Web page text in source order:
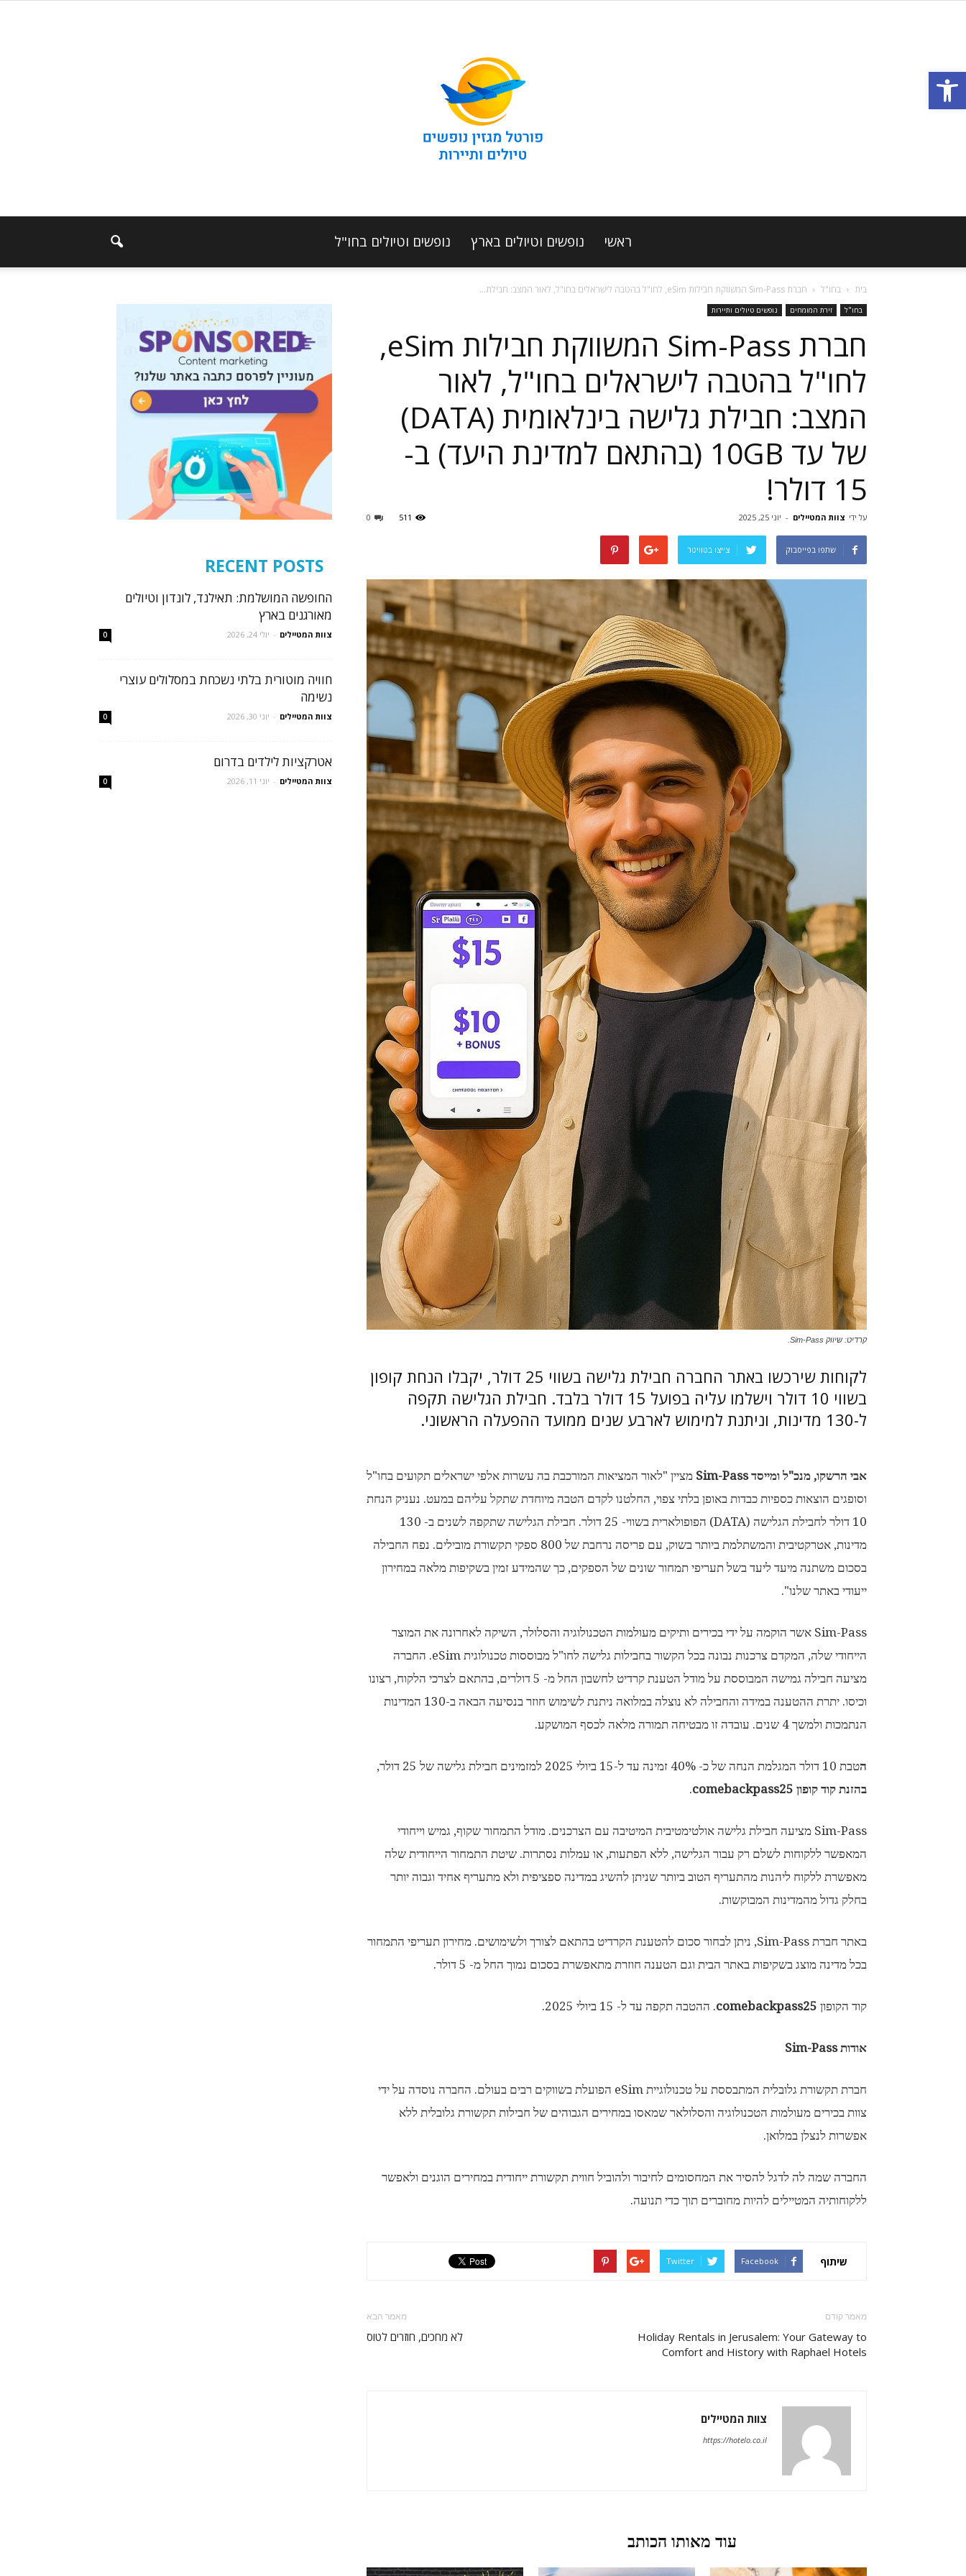
פתח סרגל נגישות
נופשים
טיולים
ראשי נופשים וטיולים בארץ נופשים וטיולים בחו"ל
בית בחו"ל חברת Sim-Pass המשווקת חבילות eSim, לחו"ל בהטבה לישראלים בחו"ל, לאור המצב: חבילת...
בחו"ל זירת המומחים נופשים טיולים ותיירות
חברת Sim-Pass המשווקת חבילות eSim,
לחו"ל בהטבה לישראלים בחו"ל, לאור
המצב: חבילת גלישה בינלאומית (DATA)
של עד 10GB (בהתאם למדינת היעד) ב-
15 דולר!
על ידי צוות המטיילים - יוני 25, 2025 0 511
שתפו בפייסבוק צייצו בטוויטר
קרדיט: שיווק Sim-Pass.
לקוחות שירכשו באתר החברה חבילת גלישה בשווי 25 דולר, יקבלו הנחת קופון
בשווי 10 דולר וישלמו עליה בפועל 15 דולר בלבד. חבילת הגלישה תקפה
ל-130 מדינות, וניתנת למימוש לארבע שנים ממועד ההפעלה הראשוני.
אבי הרשקו, מנכ"ל ומייסדSim-Pass מציין "לאור המציאות המורכבת בה עשרות אלפי ישראלים תקועים בחו"ל
וסופגים הוצאות כספיות כבדות באופן בלתי צפוי, החלטנו לקדם הטבה מיוחדת שתקל עליהם במעט. נעניק הנחת
10 דולר לחבילת הגלישה (DATA) הפופולארית בשווי- 25 דולר. חבילת הגלישה שתקפה לשנים ב- 130
מדינות, אטרקטיבית והמשתלמת ביותר בשוק, עם פריסה נרחבת של 800 ספקי תקשורת מובילים. נפח החבילה
בסכום משתנה מיעד ליעד בשל תעריפי תמחור שונים של הספקים, כך שהמידע זמין בשקיפות מלאה במחירון
ייעודי באתר שלנו".
Sim-Pass אשר הוקמה על ידי בכירים ותיקים מעולמות הטכנולוגיה והסלולר, השיקה לאחרונה את המוצר
הייחודי שלה, המקדם צרכנות נבונה בכל הקשור בחבילות גלישה לחו"ל מבוססות טכנולוגית eSim. החברה
מציעה חבילה גמישה המבוססת על מודל הטענת קרדיט לחשבון החל מ- 5 דולרים, בהתאם לצרכי הלקוח, רצונו
וכיסו. יתרת ההטענה במידה והחבילה לא נוצלה במלואה ניתנת לשימוש חוזר בנסיעה הבאה ב-130 המדינות
הנתמכות ולמשך 4 שנים. עובדה זו מבטיחה תמורה מלאה לכסף המושקע.
הטבת 10 דולר המגלמת הנחה של כ- 40% זמינה עד ל-15 ביולי 2025 למזמינים חבילת גלישה של 25 דולר,
בהזנת קוד קופון comebackpass25
.
Sim-Pass מציעה חבילת גלישה אולטימטיבית המיטיבה עם הצרכנים. מודל התמחור שקוף, גמיש וייחודי
המאפשר ללקוחות לשלם רק עבור הגלישה, ללא הפתעות, או עמלות נסתרות. שיטת התמחור הייחודית שלה
מאפשרת ללקוח ליהנות מהתעריף הטוב ביותר שניתן להשיג במדינה ספציפית ולא מתעריף אחיד וגבוה יותר
בחלק גדול מהמדינות המבוקשות.
באתר חברת Sim-Pass, ניתן לבחור סכום להטענת הקרדיט בהתאם לצורך ולשימושים. מחירון תעריפי התמחור
בכל מדינה מוצג בשקיפות באתר הבית וגם הטענה חוזרת מתאפשרת בסכום נמוך החל מ- 5 דולר.
קוד הקופון comebackpass25. ההטבה תקפה עד ל- 15 ביולי 2025.
אודותSim-Pass
חברת תקשורת גלובלית המתבססת על טכנולוגיית eSim הפועלת בשווקים רבים בעולם. החברה נוסדה על ידי
צוות בכירים מעולמות הטכנולוגיה והסלולאר שמאסו במחירים הגבוהים של חבילות תקשורת גלובלית ללא
אפשרות לנצלן במלואן.
החברה שמה לה לדגל להסיר את המחסומים לחיבור ולהוביל חווית תקשורת ייחודית במחירים הוגנים ולאפשר
ללקוחותיה המטיילים להיות מחוברים תוך כדי תנועה.
שיתוף Facebook
Twitter
מאמר קודם
Holiday Rentals in Jerusalem: Your Gateway to
Comfort and History with Raphael Hotels
מאמר הבא
לא מחכים, חוזרים לטוס
צוות המטיילים
https://hotelo.co.il
עוד מאותו הכותב
RECENT POSTS
החופשה המושלמת: תאילנד, לונדון וטיולים
מאורגנים בארץ
צוות המטיילים - יולי 24, 2026 0
חוויה מוטורית בלתי נשכחת במסלולים עוצרי
נשימה
צוות המטיילים - יוני 30, 2026 0
אטרקציות לילדים בדרום
צוות המטיילים - יוני 11, 2026 0